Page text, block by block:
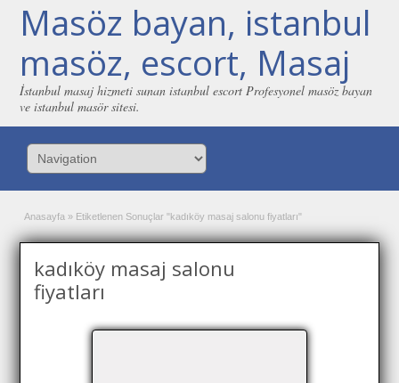
Masöz bayan, istanbul
masöz, escort, Masaj
İstanbul masaj hizmeti sunan istanbul escort Profesyonel masöz bayan
ve istanbul masör sitesi.
Anasayfa » Etiketlenen Sonuçlar "kadıköy masaj salonu fiyatları"
kadıköy masaj salonu
fiyatları